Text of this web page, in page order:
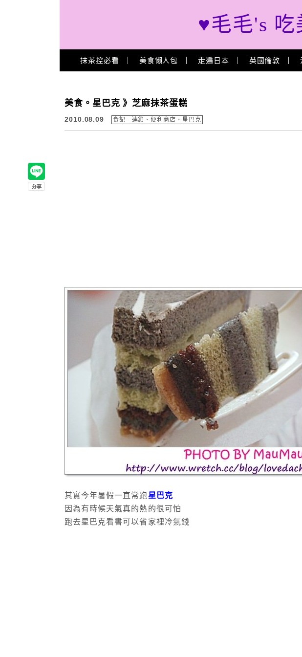
♥毛毛's
Main Menu
抹茶控必看 美食懶人包 走遍日本 英國倫敦
美食。星巴克 》芝麻抹茶蛋糕
2010.08.09 食記 - 連鎖、便利商店、星巴克
其實今年暑假一直常跑星巴克
因為有時候天氣真的熱的很可怕
跑去星巴克看書可以省家裡冷氣錢